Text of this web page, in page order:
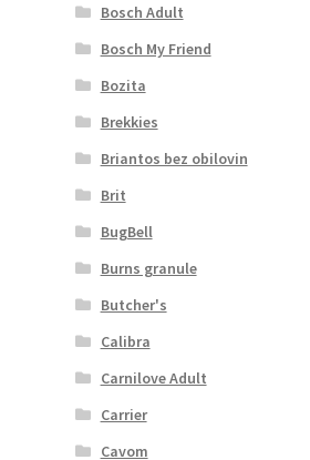
Bosch Adult
Bosch My Friend
Bozita
Brekkies
Briantos bez obilovin
Brit
BugBell
Burns granule
Butcher's
Calibra
Carnilove Adult
Carrier
Cavom